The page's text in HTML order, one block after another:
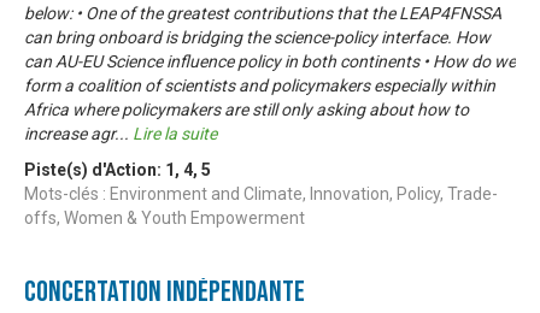
below: • One of the greatest contributions that the LEAP4FNSSA
can bring onboard is bridging the science-policy interface. How
can AU-EU Science influence policy in both continents • How do we
form a coalition of scientists and policymakers especially within
Africa where policymakers are still only asking about how to
increase agr... Lire la suite
Piste(s) d'Action: 1 , 4, 5
Mots-clés : Environment and Climate, Innovation, Policy, Trade-
offs, Women & Youth Empowerment
Concertation Indépendante